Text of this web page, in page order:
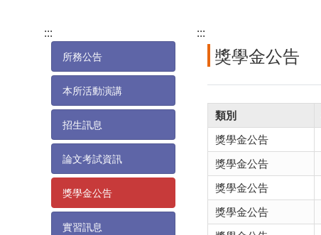
:::
所務公告
本所活動演講
招生訊息
論文考試資訊
獎學金公告
實習訊息
:::
獎學金公告
類別
獎學金公告
獎學金公告
獎學金公告
獎學金公告